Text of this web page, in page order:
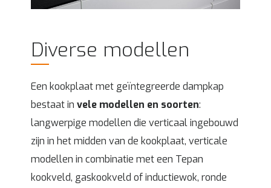
Diverse modellen
Een kookplaat met geïntegreerde dampkap
bestaat invele modellen en soorten:
langwerpige modellen die verticaal ingebouwd
zijn in het midden van de kookplaat, verticale
modellen in combinatie met een Tepan
kookveld, gaskookveld of inductiewok, ronde